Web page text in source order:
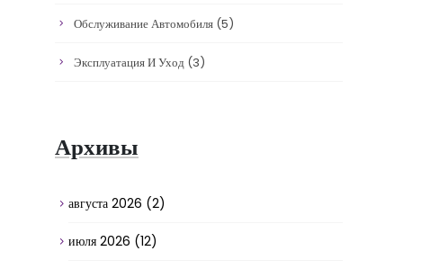
Обслуживание Автомобиля (5)
Эксплуатация И Уход (3)
Архивы
августа 2026 (2)
июля 2026 (12)